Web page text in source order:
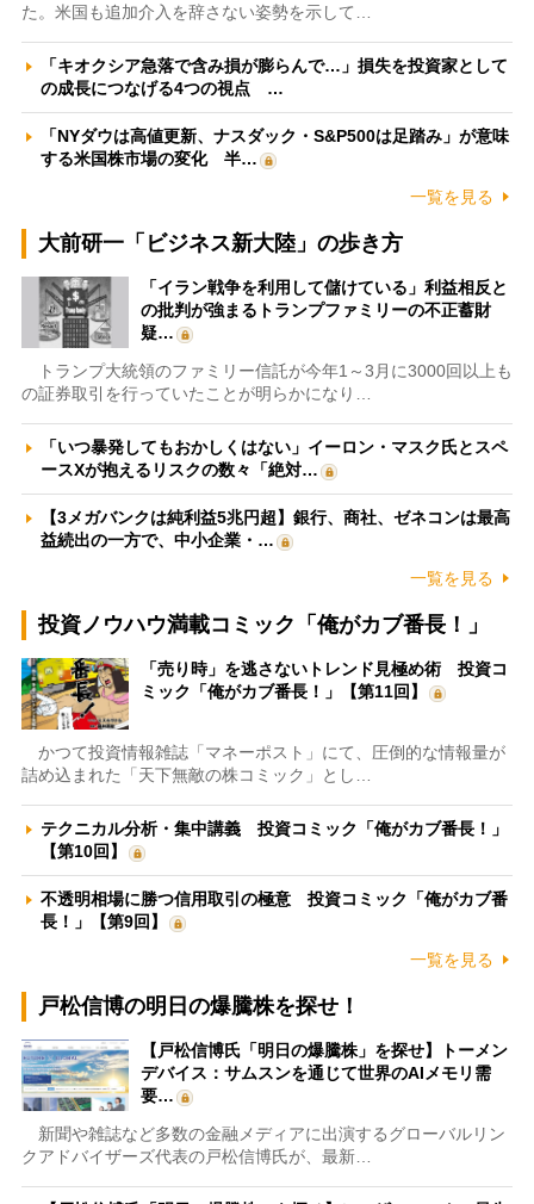
た。米国も追加介入を辞さない姿勢を示して…
「キオクシア急落で含み損が膨らんで…」損失を投資家として
の成長につなげる4つの視点 …
「NYダウは高値更新、ナスダック・S&P500は足踏み」が意味
する米国株市場の変化 半…
一覧を見る
大前研一「ビジネス新大陸」の歩き方
「イラン戦争を利用して儲けている」利益相反と
の批判が強まるトランプファミリーの不正蓄財
疑…
トランプ大統領のファミリー信託が今年1～3月に3000回以上も
の証券取引を行っていたことが明らかになり…
「いつ暴発してもおかしくはない」イーロン・マスク氏とスペ
ースXが抱えるリスクの数々「絶対…
【3メガバンクは純利益5兆円超】銀行、商社、ゼネコンは最高
益続出の一方で、中小企業・…
一覧を見る
投資ノウハウ満載コミック「俺がカブ番長！」
「売り時」を逃さないトレンド見極め術 投資コ
ミック「俺がカブ番長！」【第11回】
かつて投資情報雑誌「マネーポスト」にて、圧倒的な情報量が
詰め込まれた「天下無敵の株コミック」とし…
テクニカル分析・集中講義 投資コミック「俺がカブ番長！」
【第10回】
不透明相場に勝つ信用取引の極意 投資コミック「俺がカブ番
長！」【第9回】
一覧を見る
戸松信博の明日の爆騰株を探せ！
【戸松信博氏「明日の爆騰株」を探せ】トーメン
デバイス：サムスンを通じて世界のAIメモリ需
要…
新聞や雑誌など多数の金融メディアに出演するグローバルリン
クアドバイザーズ代表の戸松信博氏が、最新…